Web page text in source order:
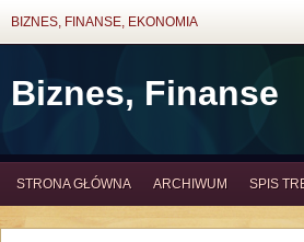
BIZNES, FINANSE, EKONOMIA
Biznes, Finanse
STRONA GŁÓWNA ARCHIWUM SPIS